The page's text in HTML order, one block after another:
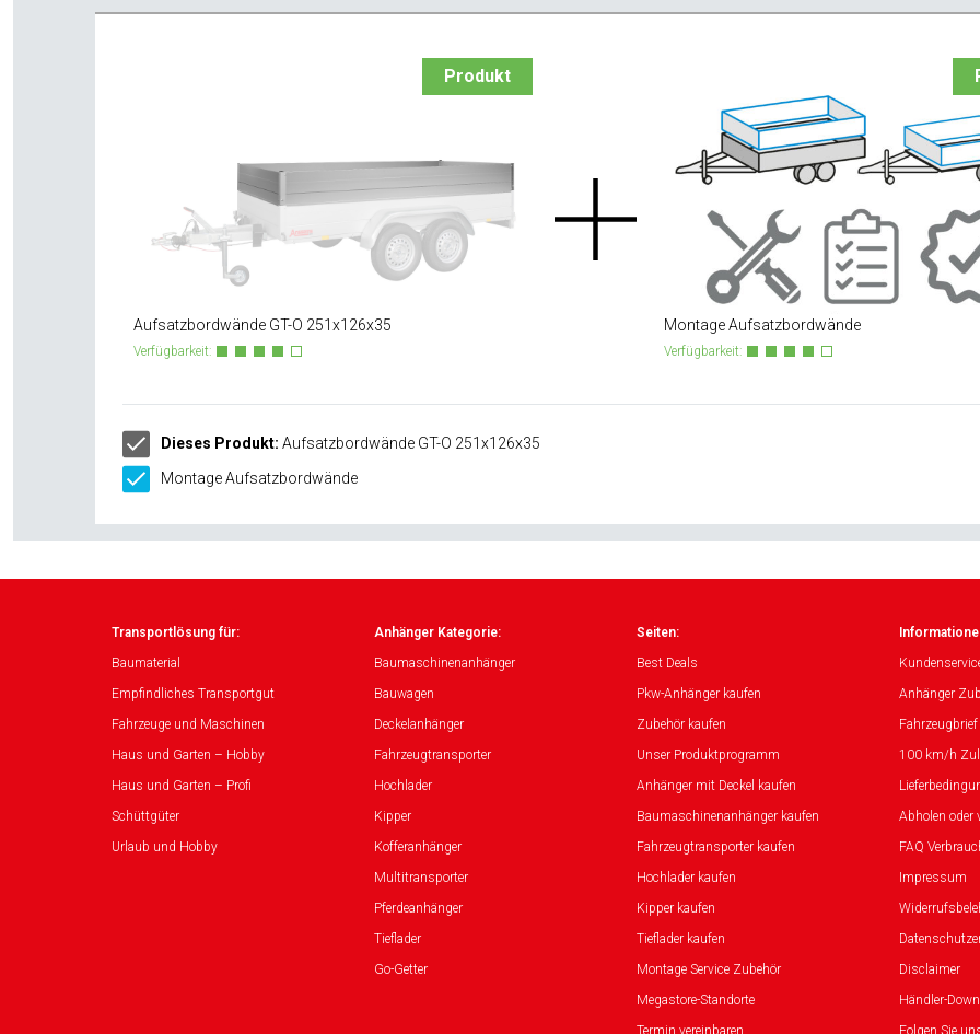
Produkt
Aufsatzbordwände GT-O 251x126x35
Verfügbarkeit:
Montage Aufsatzbordwände
Verfügbarkeit:
Dieses Produkt: Aufsatzbordwände GT-O 251x126x35
Montage Aufsatzbordwände
Transportlösung für:
Baumaterial
Empfindliches Transportgut
Fahrzeuge und Maschinen
Haus und Garten – Hobby
Haus und Garten – Profi
Schüttgüter
Urlaub und Hobby
Anhänger Kategorie:
Baumaschinenanhänger
Bauwagen
Deckelanhänger
Fahrzeugtransporter
Hochlader
Kipper
Kofferanhänger
Multitransporter
Pferdeanhänger
Tieflader
Go-Getter
Seiten:
Best Deals
Pkw-Anhänger kaufen
Zubehör kaufen
Unser Produktprogramm
Anhänger mit Deckel kaufen
Baumaschinenanhänger kaufen
Fahrzeugtransporter kaufen
Hochlader kaufen
Kipper kaufen
Tieflader kaufen
Montage Service Zubehör
Megastore-Standorte
Termin vereinbaren
Anhänger
100 km/h
Abholen oder
FAQ
Impressum
Disclaimer
Händler-
Folgen Sie